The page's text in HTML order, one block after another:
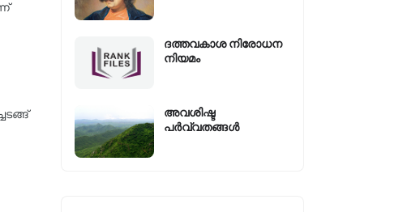
ദത്തവകാശ നിരോധന
നിയമം
അവശിഷ്ട
പർവ്വതങ്ങൾ